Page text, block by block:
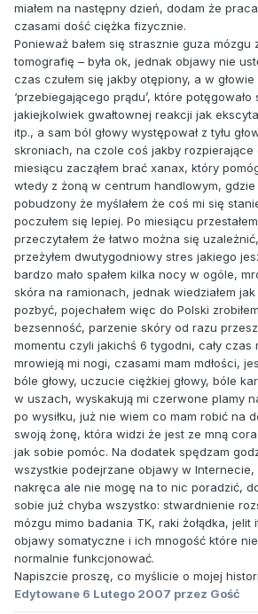
miałem na następny dzień, dodam że
czasami dość ciężka fizycznie.
Ponieważ bałem się strasznie guza mózgu
tomografię – była ok, jednak objawy nie
czas czułem się jakby otępiony, a w
‘przebiegającego prądu’, które potęgowało
jakiejkolwiek gwałtownej reakcji jak
itp., a sam ból głowy występował z tyłu
skroniach, na czole coś jakby rozpierające
miesiącu zacząłem brać xanax, który
wtedy z żoną w centrum handlowym, gdzie
pobudzony że myślałem że coś mi się
poczułem się lepiej. Po miesiącu
przeczytałem że łatwo można się
przeżyłem dwutygodniowy stres jakiego
bardzo mało spałem kilka nocy w ogóle,
skóra na ramionach, jednak wiedziałem
pozbyć, pojechałem więc do Polski
bezsenność, parzenie skóry od razu
momentu czyli jakichś 6 tygodni, cały czas
mrowieją mi nogi, czasami mam mdłości,
bóle głowy, uczucie ciężkiej głowy, bóle
w uszach, wyskakują mi czerwone plamy
po wysiłku, już nie wiem co mam robić na
swoją żonę, która widzi że jest ze mną
jak sobie pomóc. Na dodatek spędzam
wszystkie podejrzane objawy w Internecie,
nakręca ale nie mogę na to nic poradzić,
sobie już chyba wszystko: stwardnienie
mózgu mimo badania TK, raki żołądka,
objawy somatyczne i ich mnogość które
normalnie funkcjonować.
Napiszcie proszę, co myślicie o mojej
Edytowane 6 Lutego 2007 przez Gość